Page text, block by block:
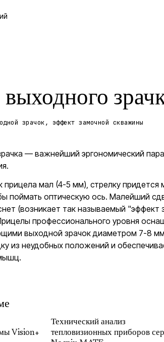
зрачок, эффект замочной скважины
— важнейший эргономический
прицела мал (4-5 мм), стрелку
поймать оптическую ось. Малейший
(возникает так называемый
профессионального уровня
выходной зрачок диаметром 7-8
из неудобных положений и
Vision+
Технический анализ
тепловизионных приборов